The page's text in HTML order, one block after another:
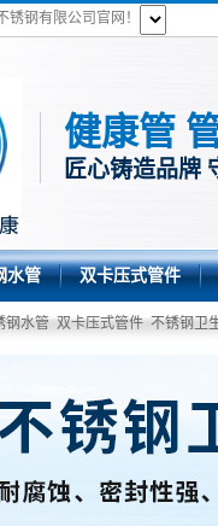
钢有限公司官网！
健康管
匠心铸造品牌
水管 双卡压式管件
钢水管 双卡压式管件 不锈钢卫